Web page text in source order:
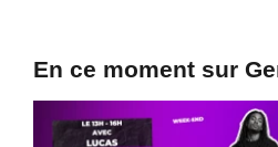
En ce moment sur